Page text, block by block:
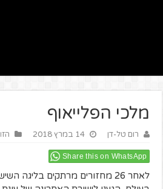
מלכי הפלייאוף
רום טל-דן 14 במרץ 2018
Share this on WhatsApp
לאחר 26 מחזורים מרתקים בליגה